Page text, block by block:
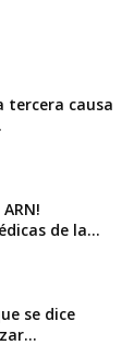
tercera causa
de la...
se dice